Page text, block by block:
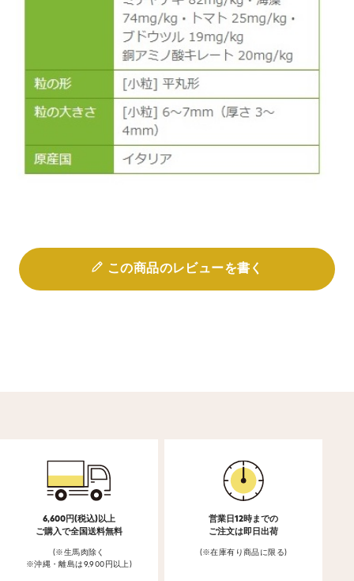
この商品のレビューを書く
6,600円(税込)以上
ご購入で全国送料無料
(※生馬肉除く
※沖縄・離島は9,900円以上)
営業日12時までの
ご注文は即日出荷
(※在庫有り商品に限る)